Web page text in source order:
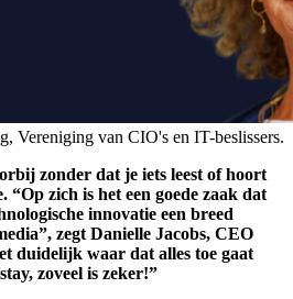
Vereniging van CIO's en IT-beslissers.
zonder dat je iets leest of hoort
zich is het een goede zaak dat
innovatie een breed
zegt Danielle Jacobs, CEO
duidelijk waar dat alles toe gaat
zoveel is zeker!”